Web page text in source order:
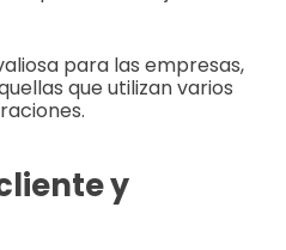
para las empresas,
que utilizan varios
y